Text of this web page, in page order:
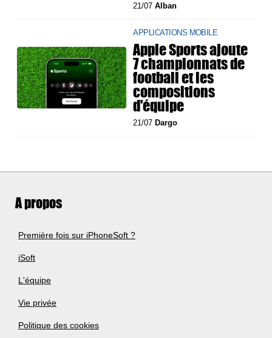
21/07Alban
APPLICATIONS MOBILE
Apple Sports ajoute
7 championnats de
football et les
compositions
d'équipe
21/07 Dargo
A propos
Première fois sur iPhoneSoft ?
iSoft
L'équipe
Vie privée
Politique des cookies